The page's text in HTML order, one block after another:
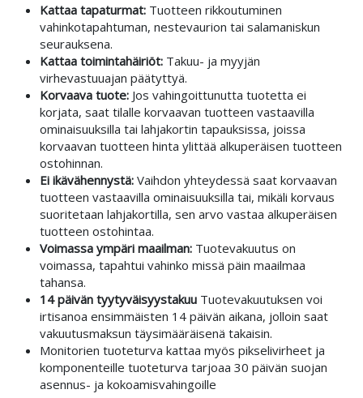
Kattaa tapaturmat:Tuotteen rikkoutuminen
vahinkotapahtuman, nestevaurion tai salamaniskun
seurauksena.
Kattaa toimintahäiriöt:Takuu- ja myyjän
virhevastuuajan päätyttyä.
Korvaava tuote:Jos vahingoittunutta tuotetta ei
korjata, saat tilalle korvaavan tuotteen vastaavilla
ominaisuuksilla tai lahjakortin tapauksissa, joissa
korvaavan tuotteen hinta ylittää alkuperäisen tuotteen
ostohinnan.
Ei ikävähennystä:Vaihdon yhteydessä saat korvaavan
tuotteen vastaavilla ominaisuuksilla tai, mikäli korvaus
suoritetaan lahjakortilla, sen arvo vastaa alkuperäisen
tuotteen ostohintaa.
Voimassa ympäri maailman:Tuotevakuutus on
voimassa, tapahtui vahinko missä päin maailmaa
tahansa.
14 päivän tyytyväisyystakuuTuotevakuutuksen voi
irtisanoa ensimmäisten 14 päivän aikana, jolloin saat
vakuutusmaksun täysimääräisenä takaisin.
Monitorien tuoteturva kattaa myös pikselivirheet ja
komponenteille tuoteturva tarjoaa 30 päivän suojan
asennus- ja kokoamisvahingoille